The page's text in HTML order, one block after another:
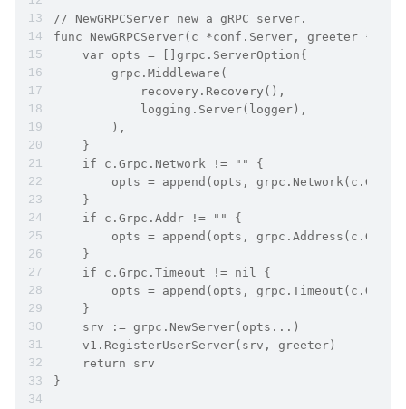
// NewGRPCServer new a gRPC server.
func NewGRPCServer(c *conf.Server, greeter
    var opts = []grpc.ServerOption{
        grpc.Middleware(
            recovery.Recovery(),
            logging.Server(logger),
        ),
    }
    if c.Grpc.Network != "" {
opts = append(opts,
    }
    if c.Grpc.Addr != "" {
opts = append(opts,
    }
    if c.Grpc.Timeout != nil {
opts = append(opts,
    }
    srv := grpc.NewServer(opts...)
    v1.RegisterUserServer(srv, greeter)
    return srv
}